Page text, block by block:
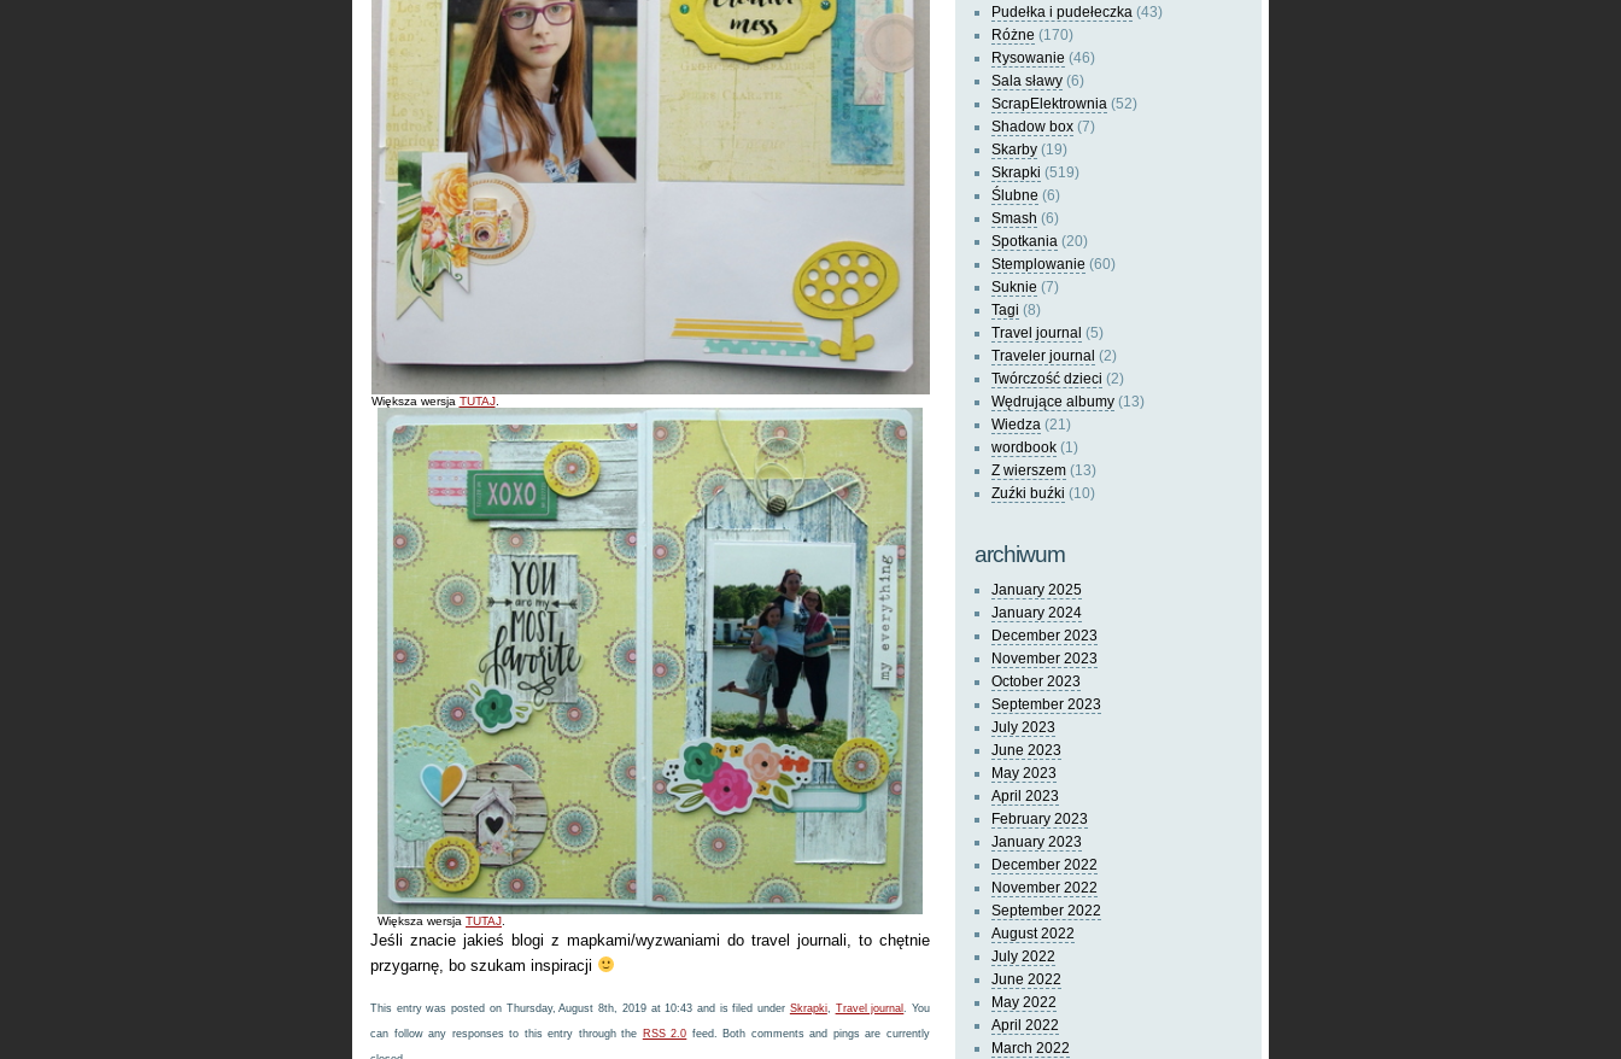
Większa wersja TUTAJ.
Większa wersja TUTAJ
Jeśli znacie jakieś blogi z mapkami/wyzwaniami do travel journali, to chętnie
przygarnę, bo szukam inspiracji
This entry was posted on Thursday, August 8th, 2019 at 10:43 and is filed under Skrapki, Travel journal. You
can follow any responses to this entry through the RSS 2.0 feed. Both comments and pings are currently
Pudełka i pudełeczka (43)
Różne (170)
Rysowanie (46)
Sala sławy (6)
ScrapElektrownia (52)
Shadow box (7)
Skarby (19)
Skrapki (519)
Ślubne (6)
Smash (6)
Spotkania (20)
Stemplowanie (60)
Suknie (7)
Tagi (8)
Travel journal (5)
Traveler journal (2)
Twórczość dzieci (2)
Wędrujące albumy (13)
Wiedza (21)
wordbook (1)
Z wierszem (13)
Zuźki buźki (10)
archiwum
January 2025
January 2024
December 2023
November 2023
October 2023
September 2023
July 2023
June 2023
May 2023
April 2023
February 2023
January 2023
December 2022
November 2022
September 2022
August 2022
July 2022
June 2022
May 2022
April 2022
March 2022